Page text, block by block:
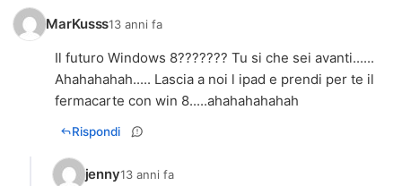
MarKusss13 anni fa
Il futuro Windows 8??????? Tu si che sei avanti......
Ahahahahah..... Lascia a noi l ipad e prendi per te il
fermacarte con win 8.....ahahahahahah
Rispondi
jenny13 anni fa